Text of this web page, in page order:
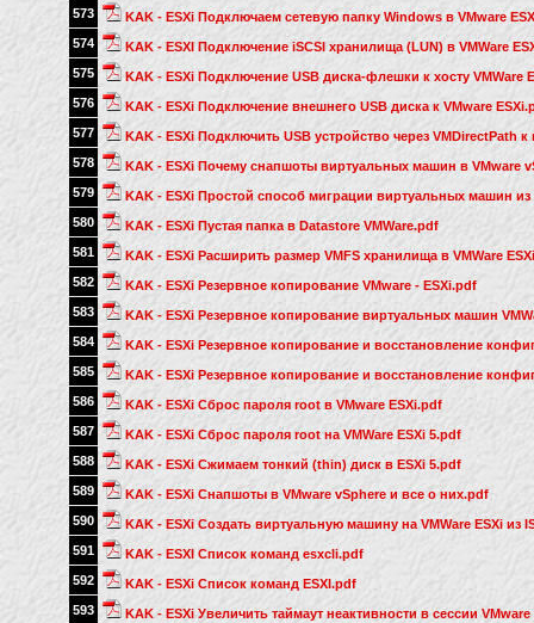
573
KAK - ESXi Подключаем сетевую папку Windows в VMware
574
KAK - ESXI Подключение iSCSI хранилища (LUN) в VMWare
575
KAK - ESXi Подключение USB диска-флешки к хосту VMWare
576
KAK - ESXi Подключение внешнего USB диска к VMware
577
KAK - ESXi Подключить USB устройство через VMDirectPath
578
KAK - ESXi Почему снапшоты виртуальных машин в VMware
579
KAK - ESXi Простой способ миграции виртуальных машин из
580
KAK - ESXi Пустая папка в Datastore VMWare.pdf
581
KAK - ESXi Расширить размер VMFS хранилища в VMWare
582
KAK - ESXi Резервное копирование VMware - ESXi.pdf
583
KAK - ESXi Резервное копирование виртуальных машин
584
KAK - ESXi Резервное копирование и восстановление
585
KAK - ESXi Резервное копирование и восстановление
586
KAK - ESXi Сброс пароля root в VMware ESXi.pdf
587
KAK - ESXi Сброс пароля root на VMWare ESXi 5.pdf
588
KAK - ESXi Сжимаем тонкий (thin) диск в ESXi 5.pdf
589
KAK - ESXi Снапшоты в VMware vSphere и все о них.pdf
590
KAK - ESXi Создать виртуальную машину на VMWare ESXi из
591
KAK - ESXI Список команд esxcli.pdf
592
KAK - ESXi Список команд ESXI.pdf
593
KAK - ESXi Увеличить таймаут неактивности в сессии